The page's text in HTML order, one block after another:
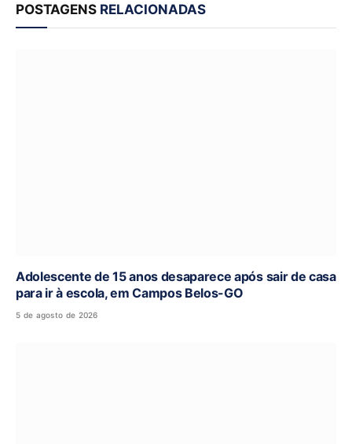
POSTAGENS RELACIONADAS
Adolescente de 15 anos desaparece após sair de casa
para ir à escola, em Campos Belos-GO
5 de agosto de 2026